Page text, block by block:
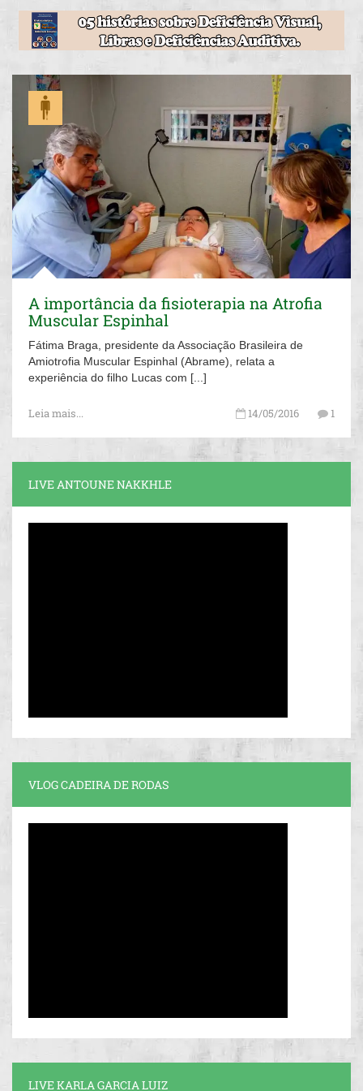
A importância da fisioterapia na Atrofia
Muscular Espinhal
Fátima Braga, presidente da Associação Brasileira de
Amiotrofia Muscular Espinhal (Abrame), relata a
experiência do filho Lucas com [...]
Leia mais... 14/05/2016 1
LIVE ANTOUNE NAKKHLE
VLOG CADEIRA DE RODAS
LIVE KARLA GARCIA LUIZ